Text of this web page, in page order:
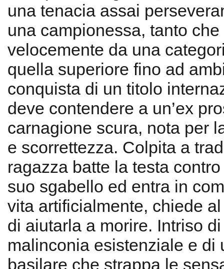
una tenacia assai
una campionessa, tanto
velocemente da una
quella superiore fino ad
conquista di un titolo
deve contendere a un’ex
carnagione scura, nota per
e scorrettezza. Colpita a
ragazza batte la testa
suo sgabello ed entra in
vita artificialmente, chiede
di aiutarla a morire. Intriso
malinconia esistenziale e di
basilare che strappa le